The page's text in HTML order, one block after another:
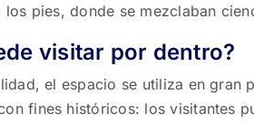
los pies, donde se mezclaban
visitar por dentro?
el espacio se utiliza en gran
fines históricos: los visitantes